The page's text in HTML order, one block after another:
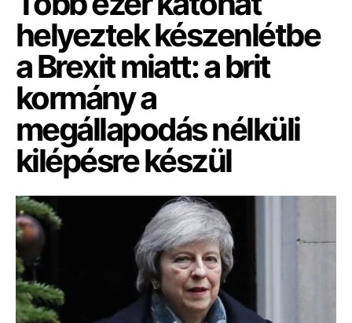
helyeztek készenlétbe
a Brexit miatt: a brit
kormány a
megállapodás nélküli
kilépésre készül